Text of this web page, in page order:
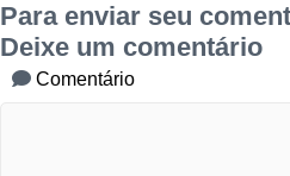
Para enviar seu
Deixe um comentário
Comentário